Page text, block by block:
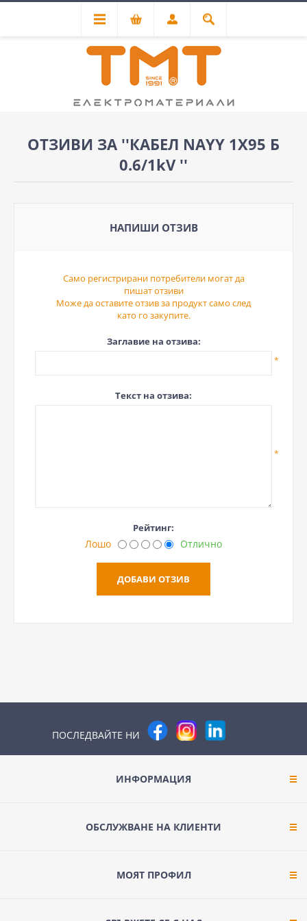
ОТЗИВИ ЗА
КАБЕЛ NAYY 1Х95 Б
0.6/1kV
НАПИШИ ОТЗИВ
Само регистрирани потребители могат да
пишат отзиви
Може да оставите отзив за продукт само след
като го закупите.
Заглавие на отзива:
*
Текст на отзива:
*
Рейтинг:
Лошо Отлично
ПОСЛЕДВАЙТЕ НИ
ИНФОРМАЦИЯ
ОБСЛУЖВАНЕ НА КЛИЕНТИ
МОЯТ ПРОФИЛ